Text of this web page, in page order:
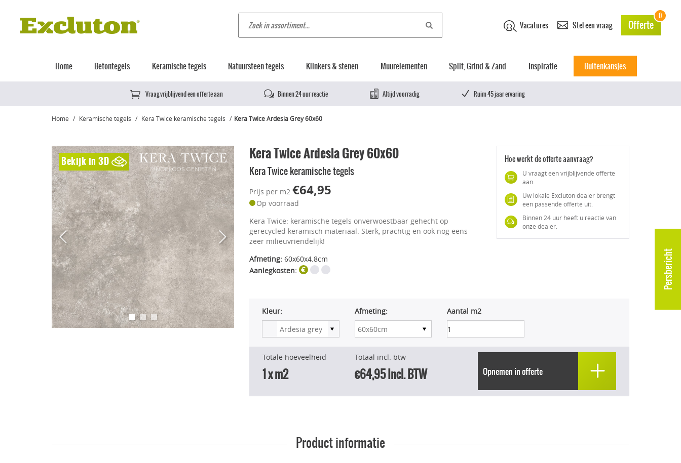
Persbericht
Vacatures Stel een vraag Offerte
0
Home Betontegels Keramische tegels Natuursteen tegels Klinkers & stenen Muurelementen Split, Grind & Zand Inspiratie Buitenkansjes
Vraag vrijblijvend een offerte aan Binnen 24 uur reactie Altijd voorradig Ruim 45 jaar ervaring
Home Keramische tegels Kera Twice keramische tegels Kera Twice Ardesia Grey 60x60
Bekijk in 3D Kera Twice Ardesia Grey 60x60
Kera Twice keramische tegels
Prijs per m2 €64,95
Op voorraad
Kera Twice: keramische tegels onverwoestbaar gehecht op
gerecycled keramisch materiaal. Sterk, prachtig en ook nog eens
zeer milieuvriendelijk!
Afmeting: 60x60x4.8cm
Aanlegkosten:
Hoe werkt de offerte aanvraag?
U vraagt een vrijblijvende offerte
aan.
Uw lokale Excluton dealer brengt
een passende offerte uit.
Binnen 24 uur heeft u reactie van
onze dealer.
Kleur: Afmeting: Aantal m2
Totale hoeveelheid
1x m2
Totaal incl. btw
€64,95Incl. BTW Opnemen in offerte
Product informatie